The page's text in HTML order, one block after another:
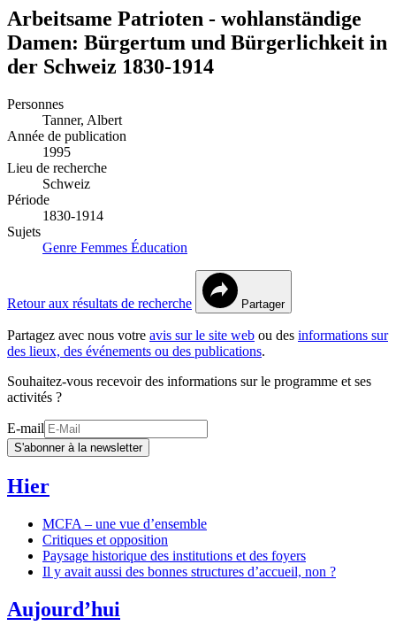
Arbeitsame Patrioten - wohlanständige
Damen: Bürgertum und Bürgerlichkeit in
der Schweiz 1830-1914
Personnes
Tanner, Albert
Année de publication
1995
Lieu de recherche
Schweiz
Période
1830-1914
Sujets
Genre Femmes Éducation
Retour aux résultats de recherche Partager
Partagez avec nous votre avis sur le site web ou des informations sur
des lieux, des événements ou des publications.
Souhaitez-vous recevoir des informations sur le programme et ses
activités ?
E-mail
S'abonner à la newsletter
Hier
MCFA – une vue d’ensemble
Critiques et opposition
Paysage historique des institutions et des foyers
Il y avait aussi des bonnes structures d’accueil, non ?
Aujourd’hui